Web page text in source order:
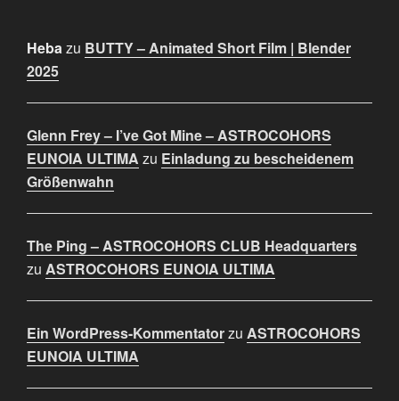
Hebazu BUTTY – Animated Short Film | Blender
2025
Glenn Frey – I’ve Got Mine – ASTROCOHORS
EUNOIA ULTIMA zu Einladung zu bescheidenem
Größenwahn
The Ping – ASTROCOHORS CLUB Headquarters
zu ASTROCOHORS EUNOIA ULTIMA
Ein WordPress-Kommentatorzu ASTROCOHORS
EUNOIA ULTIMA